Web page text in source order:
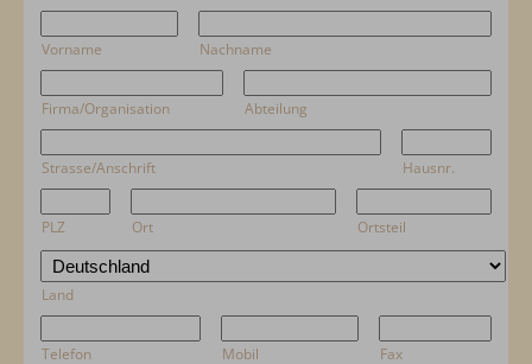
Vorname Nachname
Firma/Organisation Abteilung
Strasse/Anschrift Hausnr.
PLZ Ort Ortsteil
Land
Telefon Mobil Fax